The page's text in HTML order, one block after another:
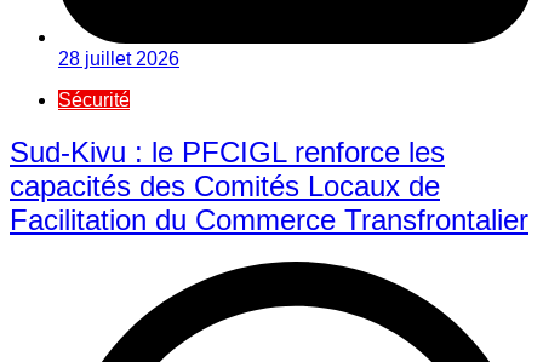
28 juillet 2026
Sécurité
Sud-Kivu : le PFCIGL renforce les
capacités des Comités Locaux de
Facilitation du Commerce Transfrontalier